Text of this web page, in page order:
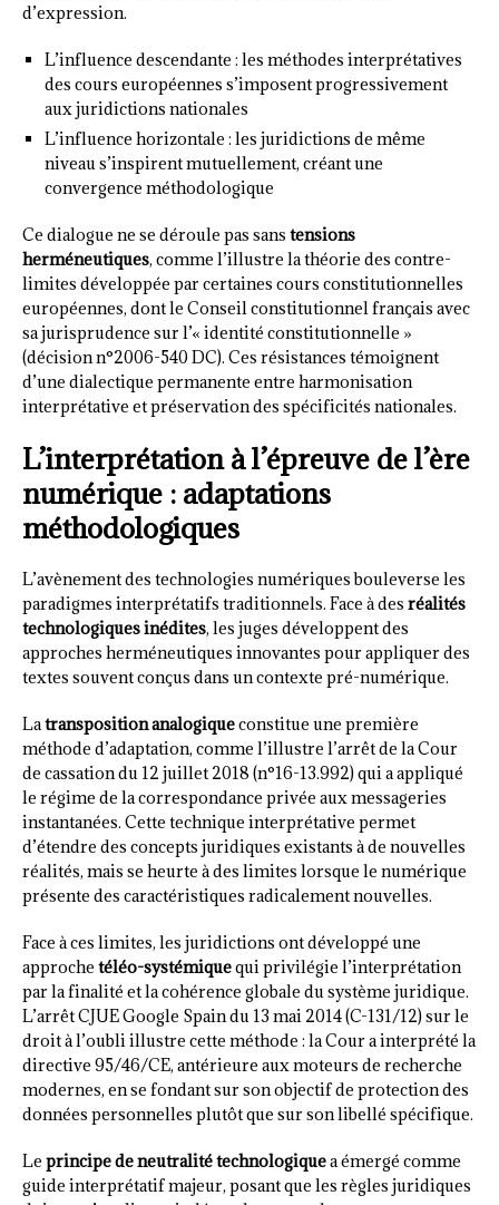
d’expression.
L’influence descendante : les méthodes interprétatives
des cours européennes s’imposent progressivement
aux juridictions nationales
L’influence horizontale : les juridictions de même
niveau s’inspirent mutuellement, créant une
convergence méthodologique
Ce dialogue ne se déroule pas sans tensions
herméneutiques, comme l’illustre la théorie des contre-
limites développée par certaines cours constitutionnelles
européennes, dont le Conseil constitutionnel français avec
sa jurisprudence sur l’« identité constitutionnelle »
(décision n°2006-540 DC). Ces résistances témoignent
d’une dialectique permanente entre harmonisation
interprétative et préservation des spécificités nationales.
L’interprétation à l’épreuve de l’ère
numérique : adaptations
méthodologiques
L’avènement des technologies numériques bouleverse les
paradigmes interprétatifs traditionnels. Face à des réalités
technologiques inédites, les juges développent des
approches herméneutiques innovantes pour appliquer des
textes souvent conçus dans un contexte pré-numérique.
Latransposition analogiqueconstitue une première
méthode d’adaptation, comme l’illustre l’arrêt de la Cour
de cassation du 12 juillet 2018 (n°16-13.992) qui a appliqué
le régime de la correspondance privée aux messageries
instantanées. Cette technique interprétative permet
d’étendre des concepts juridiques existants à de nouvelles
réalités, mais se heurte à des limites lorsque le numérique
présente des caractéristiques radicalement nouvelles.
Face à ces limites, les juridictions ont développé une
approche téléo-systémiquequi privilégie l’interprétation
par la finalité et la cohérence globale du système juridique.
L’arrêt CJUE Google Spain du 13 mai 2014 (C-131/12) sur le
droit à l’oubli illustre cette méthode : la Cour a interprété la
directive 95/46/CE, antérieure aux moteurs de recherche
modernes, en se fondant sur son objectif de protection des
données personnelles plutôt que sur son libellé spécifique.
Le principe de neutralité technologiquea émergé comme
guide interprétatif majeur, posant que les règles juridiques